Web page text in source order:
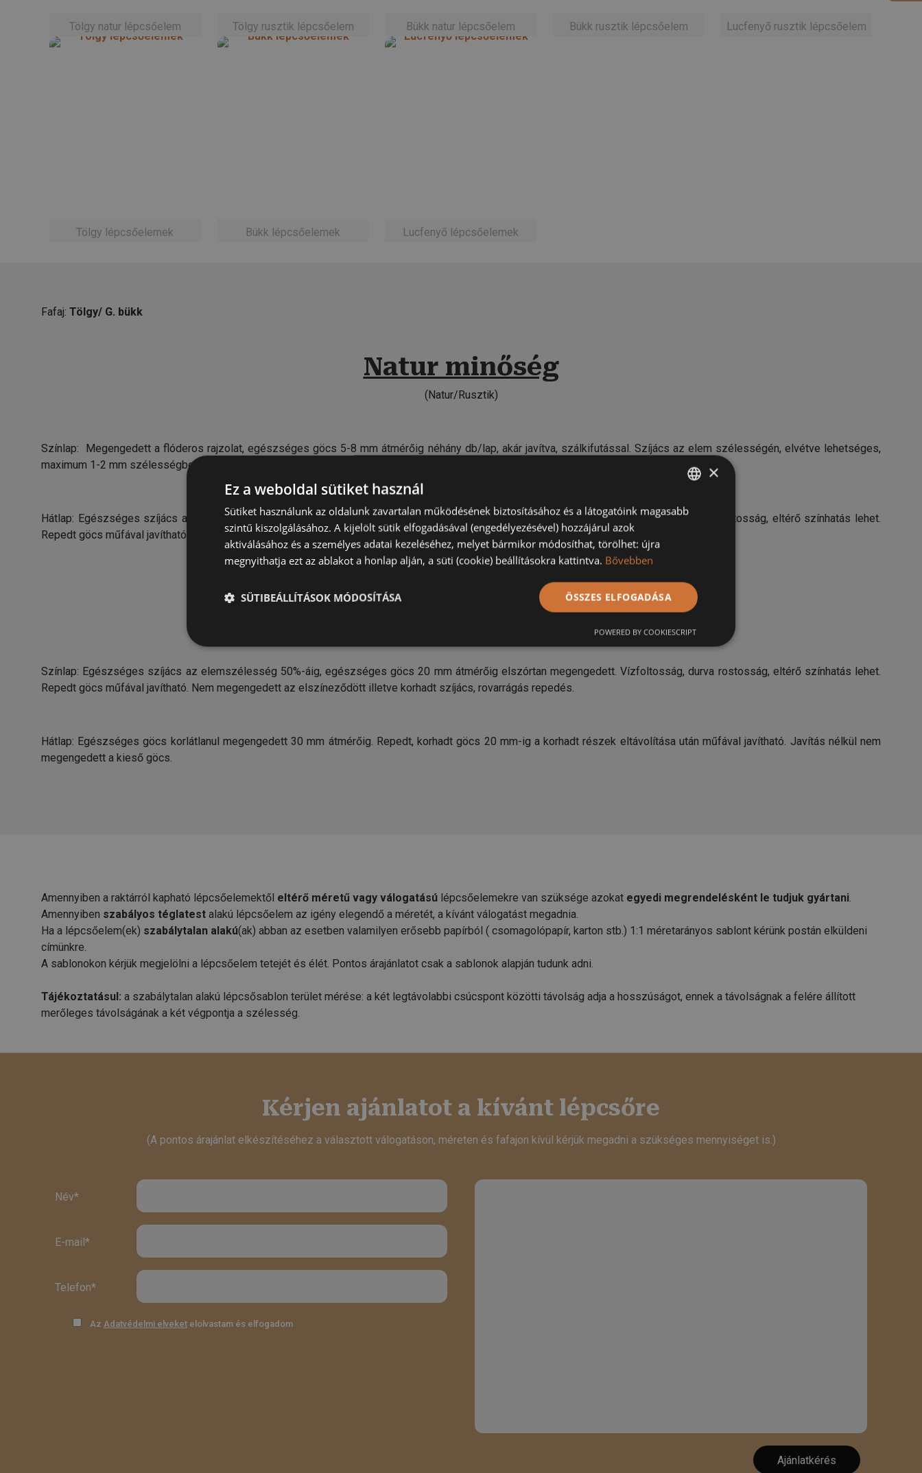
Tölgy natur lépcsőelem Tölgy rusztik lépcsőelem Bükk natur lépcsőelem Bükk rusztik lépcsőelem Lucfenyő rusztik lépcsőelem
Tölgy lépcsőelemek Bükk lépcsőelemek Lucfenyő lépcsőelemek
Fafaj: Tölgy/ G. bükk
Natur minőség
(Natur/Rusztik)
Színlap: Megengedett a flóderos rajzolat, egészséges göcs 5-8 mm átmérőig néhány db/lap, akár javítva, szálkifutással. Szíjács az elem szélességén, elvétve lehetséges,
maximum 1-2 mm szélességben. Nem megengedett a durva színhatás, a durva rostúság, repedés, vízfolt.
Hátlap: Egészséges szíjács az elemszélesség 50%-áig, egészséges göcs 20 mm átmérőig elszórtan megengedett. Vízfoltosság, durva rostosság, eltérő színhatás lehet.
Repedt göcs műfával javítható. Nem megengedett az elszíneződött illetve korhadt szíjács, rovarrágás repedés.
Rusztik minőség:
Színlap: Egészséges szíjács az elemszélesség 50%-áig, egészséges göcs 20 mm átmérőig elszórtan megengedett. Vízfoltosság, durva rostosság, eltérő színhatás lehet.
Repedt göcs műfával javítható. Nem megengedett az elszíneződött illetve korhadt szíjács, rovarrágás repedés.
Hátlap: Egészséges göcs korlátlanul megengedett 30 mm átmérőig. Repedt, korhadt göcs 20 mm-ig a korhadt részek eltávolítása után műfával javítható. Javítás nélkül nem
megengedett a kieső göcs.
Amennyiben a raktárról kapható lépcsőelemektől eltérő méretű vagy válogatású lépcsőelemekre van szüksége azokat egyedi megrendelésként le tudjuk gyártani.
Amennyiben szabályos téglatest alakú lépcsőelem az igény elegendő a méretét, a kívánt válogatást megadnia.
Ha a lépcsőelem(ek) szabálytalan alakú(ak) abban az esetben valamilyen erősebb papírból ( csomagolópapír, karton stb.) 1:1 méretarányos sablont kérünk postán elküldeni
címünkre.
A sablonokon kérjük megjelölni a lépcsőelem tetejét és élét. Pontos árajánlatot csak a sablonok alapján tudunk adni.
Tájékoztatásul: a szabálytalan alakú lépcsősablon terület mérése: a két legtávolabbi csúcspont közötti távolság adja a hosszúságot, ennek a távolságnak a felére állított
merőleges távolságának a két végpontja a szélesség.
Kérjen ajánlatot a kívánt lépcsőre
(A pontos árajánlat elkészítéséhez a választott válogatáson, méreten és fafajon kívül kérjük megadni a szükséges mennyiséget is.)
Név*
E-mail*
Telefon*
Az Adatvédelmi elveket elolvastam és elfogadom
HUNGARIAN
×
Ez a weboldal sütiket használ
Sütiket használunk az oldalunk zavartalan működésének biztosításához és a látogatóink magasabb
szintű kiszolgálásához. A kijelölt sütik elfogadásával (engedélyezésével) hozzájárul azok
aktiválásához és a személyes adatai kezeléséhez, melyet bármikor módosíthat, törölhet: újra
megnyithatja ezt az ablakot a honlap alján, a süti (cookie) beállításokra kattintva. Bővebben
ÖSSZES ELFOGADÁSA
SÜTIBEÁLLÍTÁSOK MÓDOSÍTÁSA
POWERED BY COOKIESCRIPT